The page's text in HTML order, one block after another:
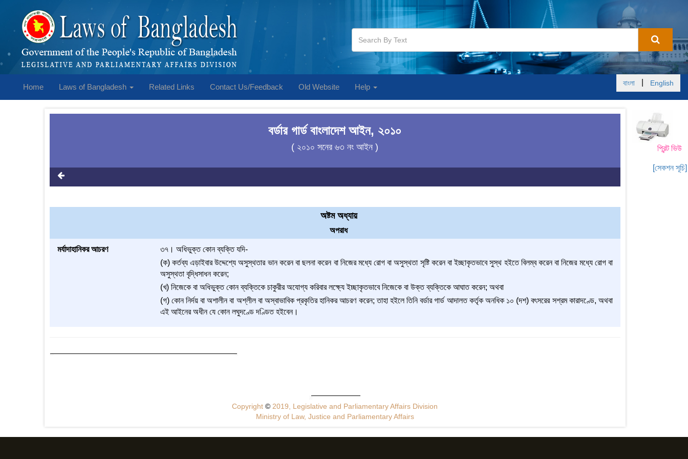
Home Laws of Bangladesh Related Links Contact Us/Feedback Old Website Help বাংলা English
প্রিন্ট ভিউ
[সেকশন সূচি]
বর্ডার গার্ড বাংলাদেশ আইন, ২০১০
( ২০১০ সনের ৬৩ নং আইন )
অষ্টম অধ্যায়
অপরাধ
মর্যাদাহানিকর আচরণ
৩৭। অধিভুক্ত কোন ব্যক্তি যদি-
(ক) কর্তব্য এড়াইবার উদ্দেশ্যে অসুস্থতার ভান করেন বা ছলনা করেন বা নিজের মধ্যে রোগ বা অসুস্থতা সৃষ্টি করেন বা ইচ্ছাকৃতভাবে সুস্থ হইতে বিলম্ব করেন বা নিজের মধ্যে রোগ বা
অসুস্থতা বৃদ্ধিসাধন করেন;
(খ) নিজেকে বা অধিভুক্ত কোন ব্যক্তিকে চাকুরীর অযোগ্য করিবার লক্ষ্যে ইচ্ছাকৃতভাবে নিজেকে বা উক্ত ব্যক্তিকে আঘাত করেন; অথবা
(গ) কোন নির্দয় বা অশালীন বা অশ্লীল বা অস্বাভাবিক প্রকৃতির হানিকর আচরণ করেন; তাহা হইলে তিনি বর্ডার গার্ড আদালত কর্তৃক অনধিক ১০ (দশ) বৎসরের সশ্রম কারাদণ্ডে, অথবা
এই আইনের অধীন যে কোন লঘুদণ্ডে দণ্ডিত হইবেন।
Copyright© 2019, Legislative and Parliamentary Affairs Division
Ministry of Law, Justice and Parliamentary Affairs